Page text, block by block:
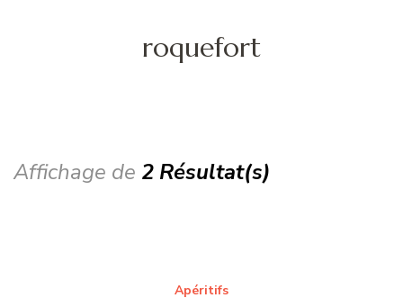
roquefort
Affichage de 2 Résultat(s)
Apéritifs